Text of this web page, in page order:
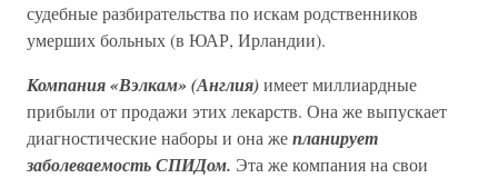
судебные разбирательства по искам родственников
умерших больных (в ЮАР, Ирландии).
Компания «Вэлкам» (Англия)имеет миллиардные
прибыли от продажи этих лекарств. Она же выпускает
диагностические наборы и она жепланирует
заболеваемость СПИДом. Эта же компания на свои